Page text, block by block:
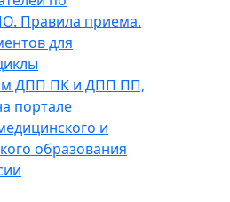
Правила приема.
для
ДПП ПК и ДПП ПП,
портале
и
образования